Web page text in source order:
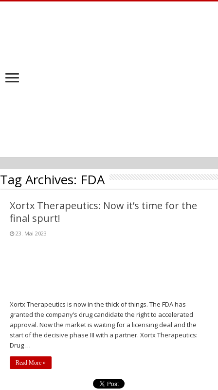
Tag Archives: FDA
Xortx Therapeutics: Now it’s time for the
final spurt!
23. Mai 2023
Xortx Therapeutics is now in the thick of things. The FDA has
granted the company’s drug candidate the right to accelerated
approval. Now the market is waiting for a licensing deal and the
start of the decisive phase III with a partner. Xortx Therapeutics:
Drug …
Read More »